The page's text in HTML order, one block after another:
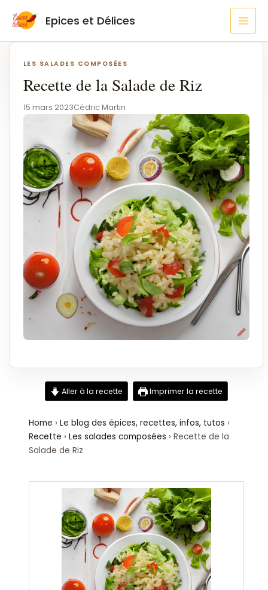
Epices et Délices
LES SALADES COMPOSÉES
Recette de la Salade de Riz
15 mars 2023Cédric Martin
Aller à la recette Imprimer la recette
Home › Le blog des épices, recettes, infos, tutos ›
Recette › Les salades composées › Recette de la
Salade de Riz
de